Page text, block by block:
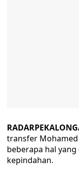
transfer Mohamed
beberapa hal
kepindahan.